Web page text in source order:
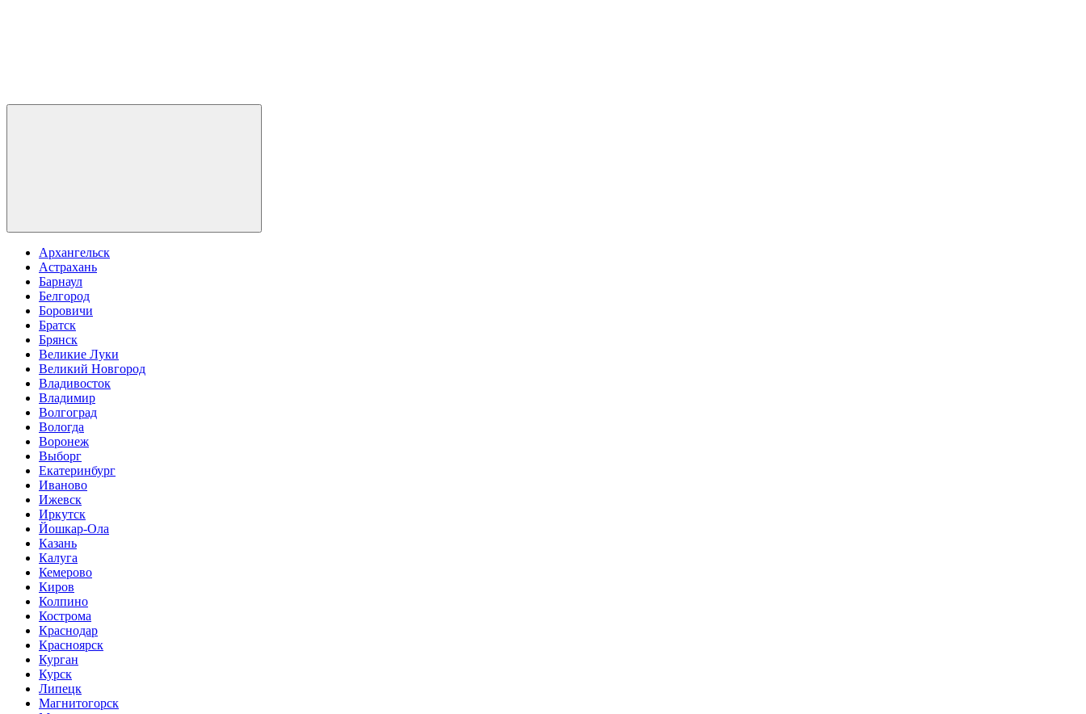
Архангельск
Астрахань
Барнаул
Белгород
Боровичи
Братск
Брянск
Великие Луки
Великий Новгород
Владивосток
Владимир
Волгоград
Вологда
Воронеж
Выборг
Екатеринбург
Иваново
Ижевск
Иркутск
Йошкар-Ола
Казань
Калуга
Кемерово
Киров
Колпино
Кострома
Краснодар
Красноярск
Курган
Курск
Липецк
Магнитогорск